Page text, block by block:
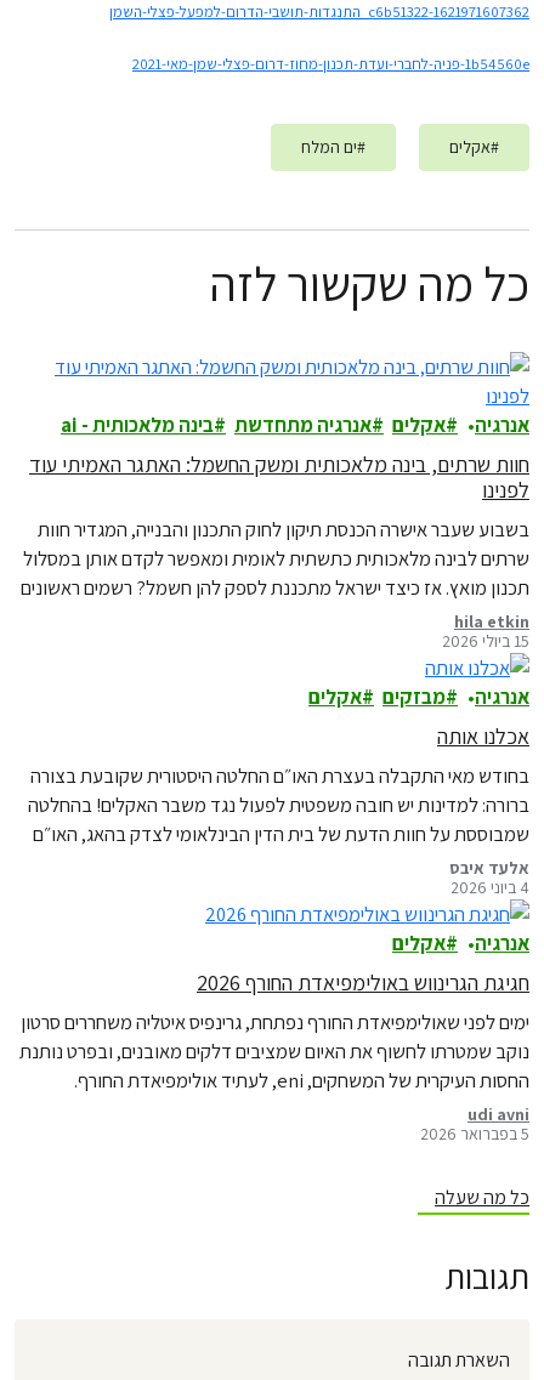
c6b51322-1621971607362_התנגדות-תושבי-הדרום-למפעל-פצלי-השמן
1b54560e-פניה-לחברי-ועדת-תכנון-מחוז-דרום-פצלי-שמן-מאי-2021
#אקלים #ים המלח
כל מה שקשור לזה
אנרגיה אקלים אנרגיה מתחדשת בינה מלאכותית - ai
חוות שרתים, בינה מלאכותית ומשק החשמל: האתגר האמיתי עוד
לפנינו
בשבוע שעבר אישרה הכנסת תיקון לחוק התכנון והבנייה, המגדיר חוות
שרתים לבינה מלאכותית כתשתית לאומית ומאפשר לקדם אותן במסלול
תכנון מואץ. אז כיצד ישראל מתכננת לספק להן חשמל? רשמים ראשונים
מדיון מקצועי בנושא
hila etkin
15 ביולי 2026
אנרגיה מבזקים אקלים
אכלנו אותה
בחודש מאי התקבלה בעצרת האו״ם החלטה היסטורית שקובעת בצורה
ברורה: למדינות יש חובה משפטית לפעול נגד משבר האקלים! בהחלטה
שמבוססת על חוות הדעת של בית הדין הבינלאומי לצדק בהאג, האו״ם
למעשה אומר, לראשונה, בצורה מאוד ברורה, שמדינות שלא פועלות
מספיק נגד משבר האקלים עלולות להפר את המשפט הבינלאומי, ואף
לשאת
אלעד איבס
4 ביוני 2026
אנרגיה אקלים
חגיגת הגרינווש באולימפיאדת החורף 2026
ימים לפני שאולימפיאדת החורף נפתחת, גרינפיס איטליה משחררים סרטון
נוקב שמטרתו לחשוף את האיום שמציבים דלקים מאובנים, ובפרט נותנת
החסות העיקרית של המשחקים, eni, לעתיד אולימפיאדת החורף.
udi avni
5 בפברואר 2026
כל מה שעלה
תגובות
השארת תגובה